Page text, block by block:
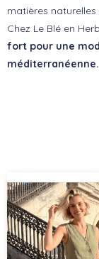
matières
Chez Le Blé en
fort pour une
méditerranéenne.